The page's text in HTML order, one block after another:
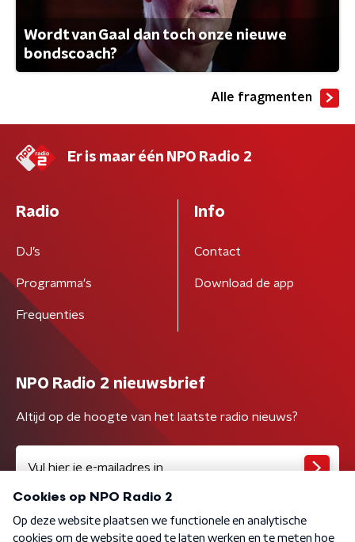
Wordt van Gaal dan toch onze nieuwe
bondscoach?
Alle fragmenten
Er is maar één NPO Radio 2
Radio
DJ’s
Programma's
Frequenties
Info
Contact
Download de app
NPO Radio 2 nieuwsbrief
Altijd op de hoogte van het laatste radio nieuws?